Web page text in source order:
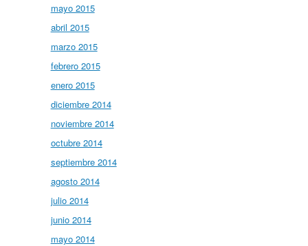
mayo 2015
abril 2015
marzo 2015
febrero 2015
enero 2015
diciembre 2014
noviembre 2014
octubre 2014
septiembre 2014
agosto 2014
julio 2014
junio 2014
mayo 2014